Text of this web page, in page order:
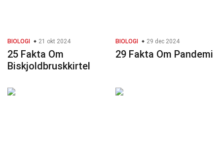
BIOLOGI 21 okt 2024
25 Fakta Om
Biskjoldbruskkirtel
BIOLOGI 29 dec 2024
29 Fakta Om Pandemi